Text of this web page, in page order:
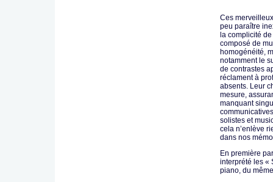
Ces
peu paraître
la complicité
composé de
homogénéité,
notamment le
de contrastes
réclament à
absents. Leur
mesure,
manquant
solistes et
cela n’enlève
dans nos
En première
interprété les «
piano, du